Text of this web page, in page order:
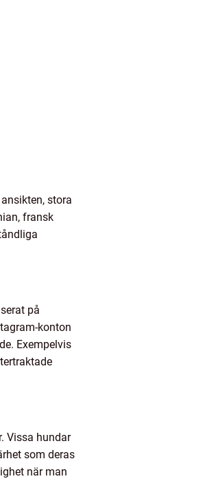
stora
fransk
på
konton
Exempelvis
Vissa hundar
som deras
när man